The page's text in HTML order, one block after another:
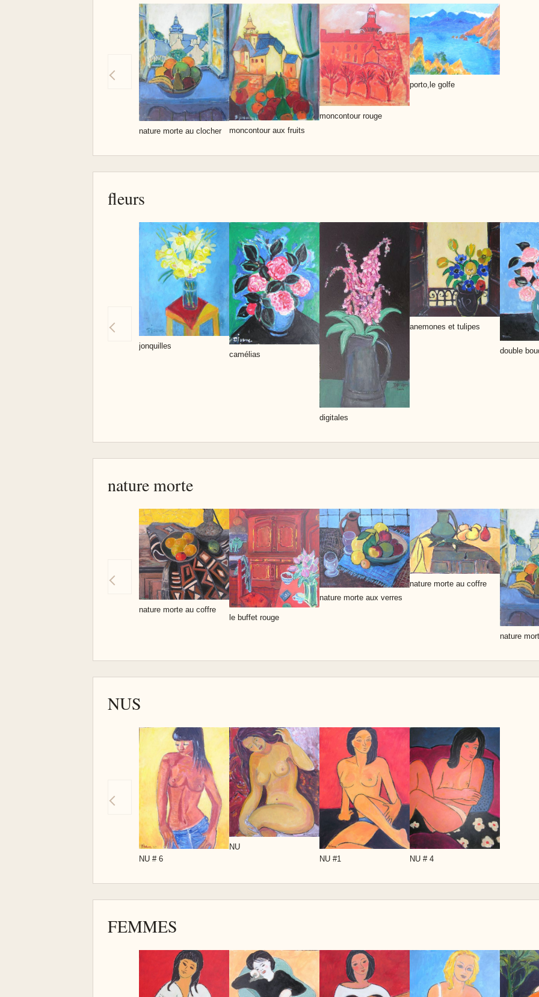
nature morte au clocher moncontour aux fruits
moncontour rouge
porto,le golfe
fleurs
jonquilles
camélias
digitales
anemones et tulipes
double
nature morte
nature morte au coffre
le buffet rouge
nature morte aux verres
nature morte au coffre
nature
NUS
NU # 6
NU
NU #1
NU # 4
FEMMES